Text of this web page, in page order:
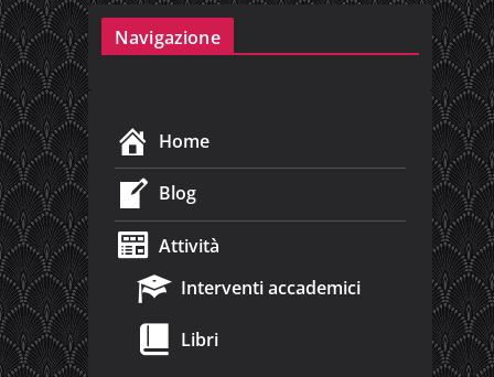
Navigazione
Home
Blog
Attività
Interventi accademici
Libri